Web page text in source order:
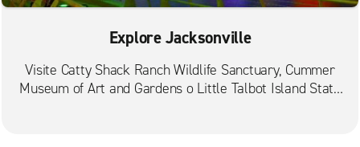
Explore Jacksonville
Visite Catty Shack Ranch Wildlife Sanctuary, Cummer
Museum of Art and Gardens o Little Talbot Island State